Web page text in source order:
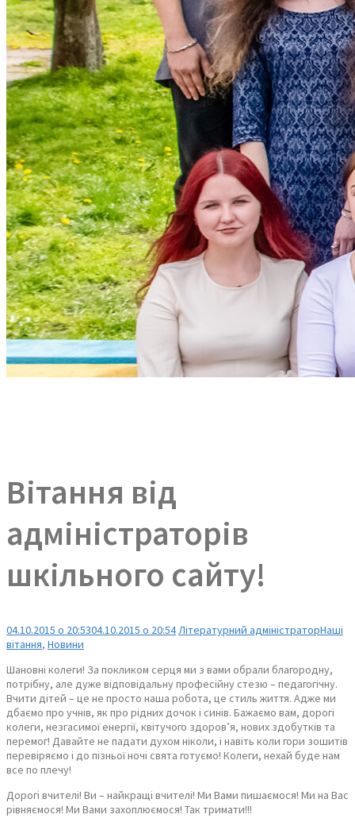
Вітання від
адміністраторів
шкільного сайту!
04.10.2015 о 20:5304.10.2015 о 20:54Літературний адміністраторНаші
вітання, Новини
Шановні колеги! За покликом серця ми з вами обрали благородну,
потрібну, але дуже відповідальну професійну стезю – педагогічну.
Вчити дітей – це не просто наша робота, це стиль життя. Адже ми
дбаємо про учнів, як про рідних дочок і синів. Бажаємо вам, дорогі
колеги, незгасимої енергії, квітучого здоров’я, нових здобутків та
перемог! Давайте не падати духом ніколи, і навіть коли гори зошитів
перевіряємо і до пізньої ночі свята готуємо! Колеги, нехай буде нам
все по плечу!
Дорогі вчителі! Ви – найкращі вчителі! Ми Вами пишаємося! Ми на Вас
рівняємося! Ми Вами захоплюємося! Так тримати!!!